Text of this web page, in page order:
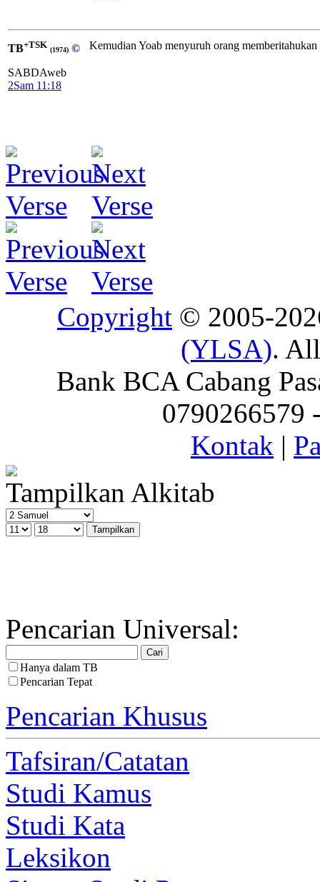
TB+TSK (1974) ©
SABDAweb
2Sam 11:18
Kemudian Yoab menyuruh orang
Copyright © 2005-
(YLSA).
Bank BCA Cabang
0790266579
Kontak |
Tampilkan Alkitab
Pencarian Universal:
Hanya dalam TB
Pencarian Tepat
Pencarian Khusus
Tafsiran/Catatan
Studi Kamus
Studi Kata
Leksikon